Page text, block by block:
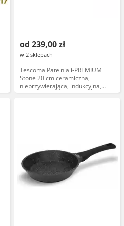
od 239,00 zł
w 2 sklepach
Tescoma Patelnia i-PREMIUM
Stone 20 cm ceramiczna,
nieprzywierająca, indukcyjna,
model 602420.00